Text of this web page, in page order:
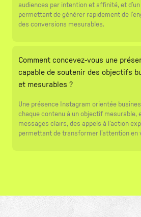
audiences par intention et affinité, et
permettant de générer rapidement de
des conversions mesurables.
Comment concevez-vous une
capable de soutenir des objectifs
et mesurables ?
Une présence Instagram orientée
chaque contenu à un objectif mesurable,
messages clairs, des appels à l’action
permettant de transformer l’attention en